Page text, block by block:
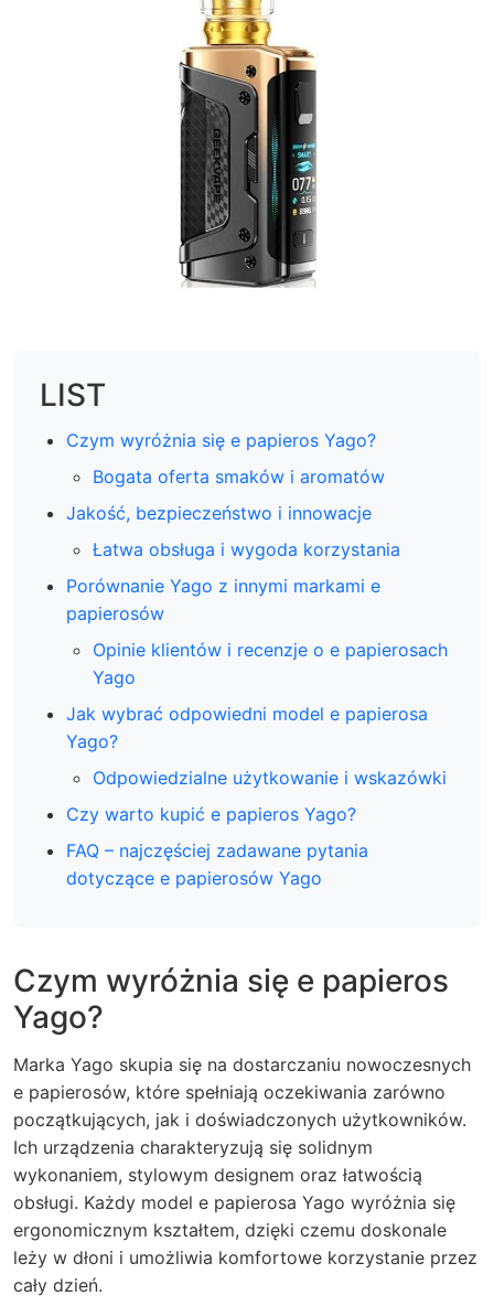
LIST
Czym wyróżnia się e papieros Yago?
Bogata oferta smaków i aromatów
Jakość, bezpieczeństwo i innowacje
Łatwa obsługa i wygoda korzystania
Porównanie Yago z innymi markami e
papierosów
Opinie klientów i recenzje o e papierosach
Yago
Jak wybrać odpowiedni model e papierosa
Yago?
Odpowiedzialne użytkowanie i wskazówki
Czy warto kupić e papieros Yago?
FAQ – najczęściej zadawane pytania
dotyczące e papierosów Yago
Czym wyróżnia się e papieros
Yago?
Marka Yago skupia się na dostarczaniu nowoczesnych
e papierosów, które spełniają oczekiwania zarówno
początkujących, jak i doświadczonych użytkowników.
Ich urządzenia charakteryzują się solidnym
wykonaniem, stylowym designem oraz łatwością
obsługi. Każdy model e papierosa Yago wyróżnia się
ergonomicznym kształtem, dzięki czemu doskonale
leży w dłoni i umożliwia komfortowe korzystanie przez
cały dzień.